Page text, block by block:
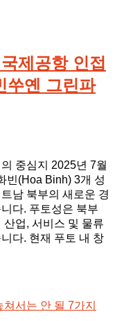
제공항 인접
쑤옌 그린파
중심지 2025년 7월
빈(Hoa Binh) 3개 성
남 북부의 새로운 경
다. 푸토성은 북부
업, 서비스 및 물류
다. 현재 푸토 내 창